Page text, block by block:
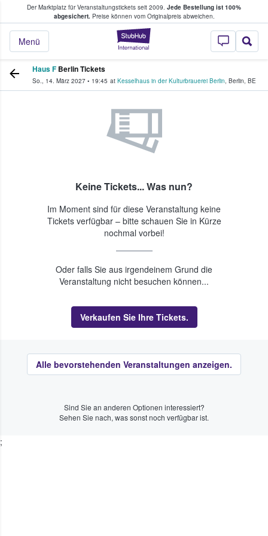
Der Marktplatz für Veranstaltungstickets seit 2009. Jede Bestellung ist 100%
abgesichert.Preise können vom Originalpreis abweichen.
StubHub - Wo
Menü
Tickets kaufen & verkaufen
Haus F Berlin Tickets
So., 14. März 2027 • 19:45 at Kesselhaus in der Kulturbrauerei Berlin, Berlin, BE
Keine Tickets... Was nun?
Im Moment sind für diese Veranstaltung keine
Tickets verfügbar – bitte schauen Sie in Kürze
nochmal vorbei!
Oder falls Sie aus irgendeinem Grund die
Veranstaltung nicht besuchen können...
Verkaufen Sie Ihre Tickets.
Alle bevorstehenden Veranstaltungen anzeigen.
Sind Sie an anderen Optionen interessiert?
Sehen Sie nach, was sonst noch verfügbar ist.
;